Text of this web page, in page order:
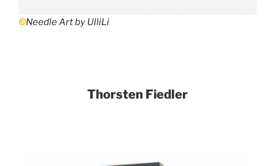
©Needle Art by UlliLi
Thorsten Fiedler